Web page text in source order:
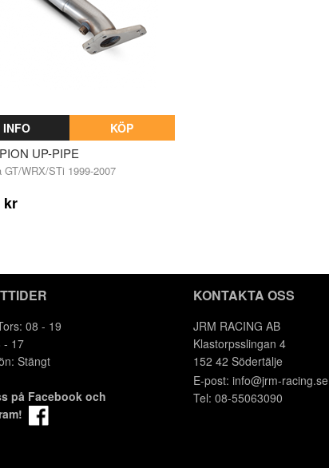
INFO KÖP
UP-PIPE
GT/WRX/STi 1999-2007
kr
08 - 19
- 17
Stängt
på Facebook och
KONTAKTA OSS
JRM RACING AB
Klastorpsslingan 4
152 42 Södertälje
E-post:info@jrm-racing.se
Tel: 08-55063090